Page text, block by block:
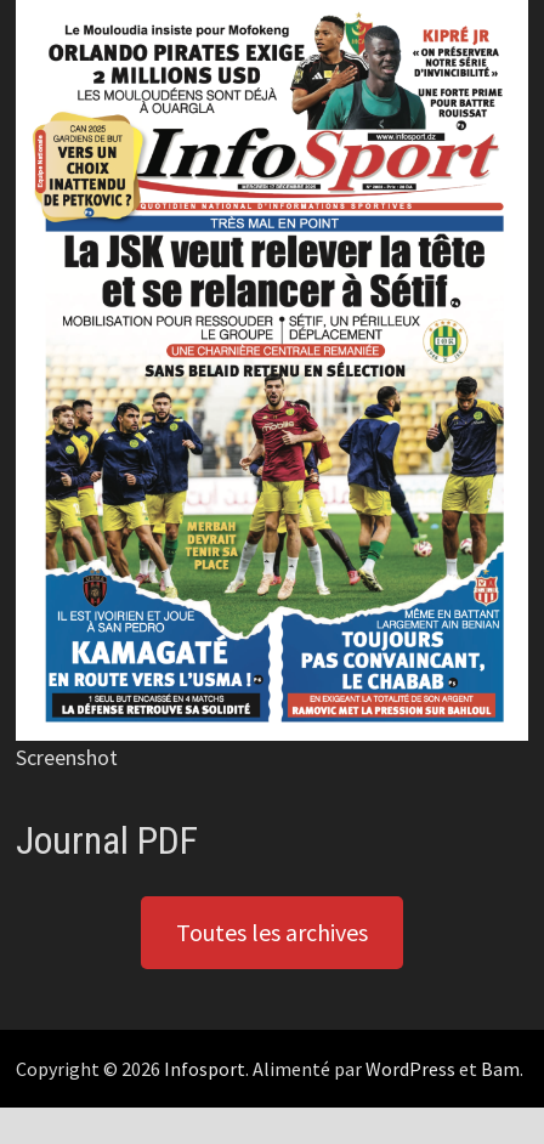
Screenshot
Journal PDF
Toutes les archives
Copyright © 2026 Infosport. Alimenté parWordPress et Bam.